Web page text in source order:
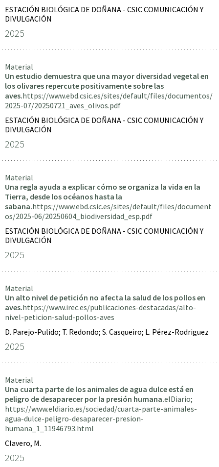
ESTACIÓN BIOLÓGICA DE DOÑANA - CSIC COMUNICACIÓN Y
DIVULGACIÓN
2025
Material
Un estudio demuestra que una mayor diversidad vegetal en
los olivares repercute positivamente sobre las
aves.https://www.ebd.csic.es/sites/default/files/documentos/
2025-07/20250721_aves_olivos.pdf
ESTACIÓN BIOLÓGICA DE DOÑANA - CSIC COMUNICACIÓN Y
DIVULGACIÓN
2025
Material
Una regla ayuda a explicar cómo se organiza la vida en la
Tierra, desde los océanos hasta la
sabana.https://www.ebd.csic.es/sites/default/files/document
os/2025-06/20250604_biodiversidad_esp.pdf
ESTACIÓN BIOLÓGICA DE DOÑANA - CSIC COMUNICACIÓN Y
DIVULGACIÓN
2025
Material
Un alto nivel de petición no afecta la salud de los pollos en
aves.https://www.irec.es/publicaciones-destacadas/alto-
nivel-peticion-salud-pollos-aves
D. Parejo-Pulido; T. Redondo; S. Casqueiro; L. Pérez-Rodriguez
2025
Material
Una cuarta parte de los animales de agua dulce está en
peligro de desaparecer por la presión humana.elDiario;
https://www.eldiario.es/sociedad/cuarta-parte-animales-
agua-dulce-peligro-desaparecer-presion-
humana_1_11946793.html
Clavero, M.
2025